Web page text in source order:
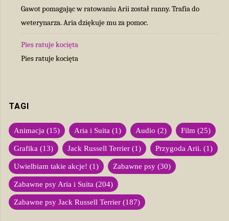
Gawot pomagając w ratowaniu Arii został ranny. Trafia do
weterynarza. Aria dziękuje mu za pomoc.
Pies ratuje kocięta
Pies ratuje kocięta
TAGI
Animacja (15) Aria i Suita (1) Audio (2) Film (25)
Grafika (13) Jack Russell Terrier (1) Przygoda Arii. (1)
Uwielbiam takie akcje! (1) Zabawne psy (30)
Zabawne psy Aria i Suita (204)
Zabawne psy Jack Russell Terrier (187)